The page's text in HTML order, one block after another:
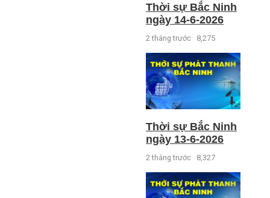
Thời sự Bắc Ninh
ngày 14-6-2026
2 tháng trước 8,275
Thời sự Bắc Ninh
ngày 13-6-2026
2 tháng trước 8,327